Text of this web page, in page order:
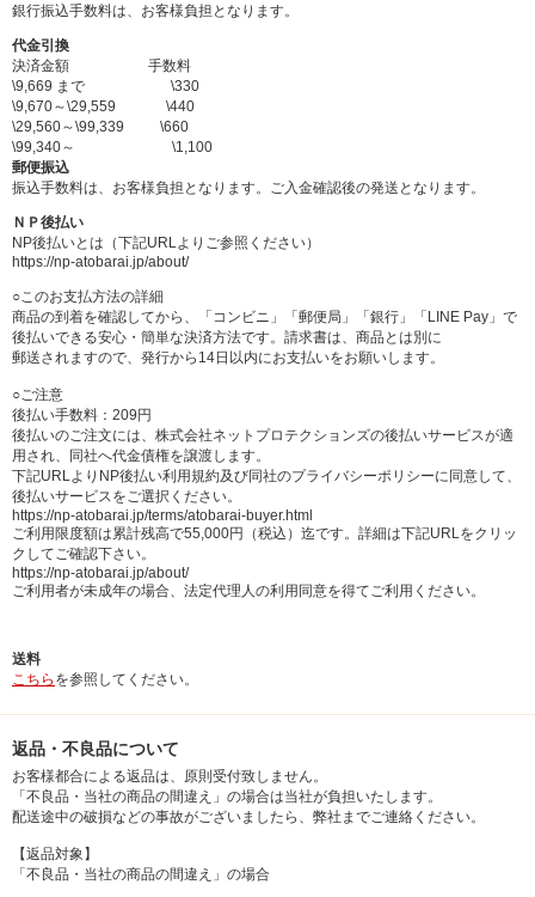
銀行振込手数料は、お客様負担となります。
代金引換
決済金額 手数料
\9,669 まで \330
\9,670～\29,559 \440
\29,560～\99,339 \660
\99,340～ \1,100
郵便振込
振込手数料は、お客様負担となります。ご入金確認後の発送となります。
ＮＰ後払い
NP後払いとは（下記URLよりご参照ください）
https://np-atobarai.jp/about/
○このお支払方法の詳細
商品の到着を確認してから、「コンビニ」「郵便局」「銀行」「LINE Pay」で
後払いできる安心・簡単な決済方法です。請求書は、商品とは別に
郵送されますので、発行から14日以内にお支払いをお願いします。
○ご注意
後払い手数料：209円
後払いのご注文には、株式会社ネットプロテクションズの後払いサービスが適
用され、同社へ代金債権を譲渡します。
下記URLよりNP後払い利用規約及び同社のプライバシーポリシーに同意して、
後払いサービスをご選択ください。
https://np-atobarai.jp/terms/atobarai-buyer.html
ご利用限度額は累計残高で55,000円（税込）迄です。詳細は下記URLをクリッ
クしてご確認下さい。
https://np-atobarai.jp/about/
ご利用者が未成年の場合、法定代理人の利用同意を得てご利用ください。
送料
こちら を参照してください。
返品・不良品について
お客様都合による返品は、原則受付致しません。
「不良品・当社の商品の間違え」の場合は当社が負担いたします。
配送途中の破損などの事故がございましたら、弊社までご連絡ください。
【返品対象】
「不良品・当社の商品の間違え」の場合